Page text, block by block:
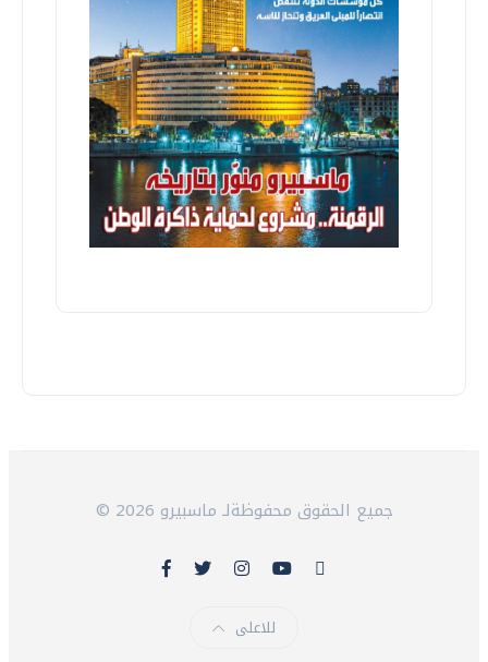
© 2026 جميع الحقوق محفوظةلـ ماسبيرو
للاعلى